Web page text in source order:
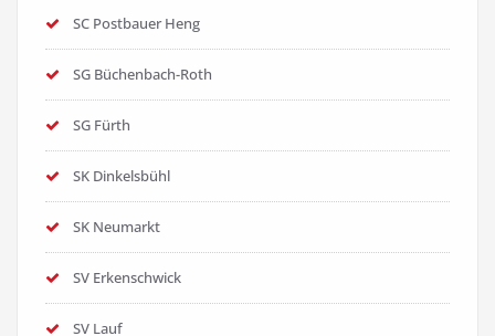
SC Postbauer Heng
SG Büchenbach-Roth
SG Fürth
SK Dinkelsbühl
SK Neumarkt
SV Erkenschwick
SV Lauf